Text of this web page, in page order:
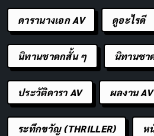
Sheng Wei และ Wang Xue Xi
5.Mine(ธาตุแท้)
ดารานางเอก AV ดูอะไรดี
นิทานชาดกสั้น ๆ นิทานชา
ประวัติดารา AV ผลงาน AV
ระทึกขวัญ (THRILLER) ห